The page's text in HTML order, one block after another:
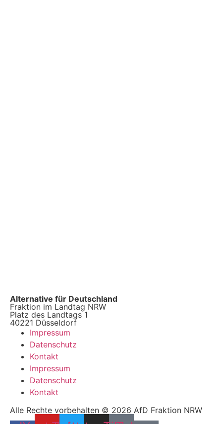
Alternative für Deutschland
Fraktion im Landtag NRW
Platz des Landtags 1
40221 Düsseldorf
Impressum
Datenschutz
Kontakt
Impressum
Datenschutz
Kontakt
Alle Rechte vorbehalten © 2026 AfD Fraktion NRW